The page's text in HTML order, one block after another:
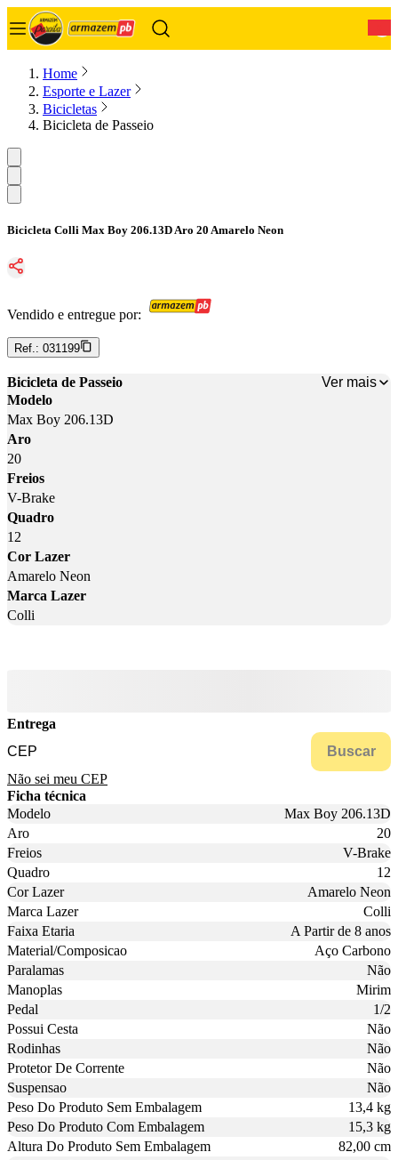
Home
Esporte e Lazer
Bicicletas
Bicicleta de Passeio
Bicicleta Colli Max Boy 206.13D Aro 20 Amarelo Neon
Vendido e entregue por:
Ref.: 031199
Bicicleta de Passeio
Ver mais
Modelo
Max Boy 206.13D
Aro
20
Freios
V-Brake
Quadro
12
Cor Lazer
Amarelo Neon
Marca Lazer
Colli
Entrega
Buscar
Não sei meu CEP
Ficha técnica
Modelo
Max Boy 206.13D
Aro
20
Freios
V-Brake
Quadro
12
Cor Lazer
Amarelo Neon
Marca Lazer
Colli
Faixa Etaria
A Partir de 8 anos
Material/Composicao
Aço Carbono
Paralamas
Não
Manoplas
Mirim
Pedal
1/2
Possui Cesta
Não
Rodinhas
Não
Protetor De Corrente
Não
Suspensao
Não
Peso Do Produto Sem Embalagem
13,4 kg
Peso Do Produto Com Embalagem
15,3 kg
Altura Do Produto Sem Embalagem
82,00 cm